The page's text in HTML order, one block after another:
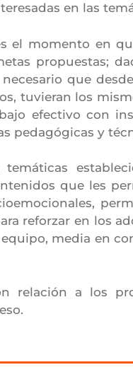
en las
el momento en
propuestas;
que
tuvieran los
efectivo con
pedagógicas y
que les
reforzar en los
media en
relación a los